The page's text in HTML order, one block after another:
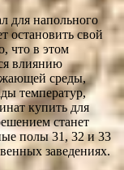
для напольного
остановить свой
что в этом
влиянию
среды,
температур,
купить для
станет
полы 31, 32 и 33
заведениях.